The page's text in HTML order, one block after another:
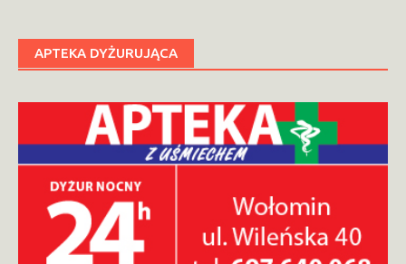
APTEKA DYŻURUJĄCA